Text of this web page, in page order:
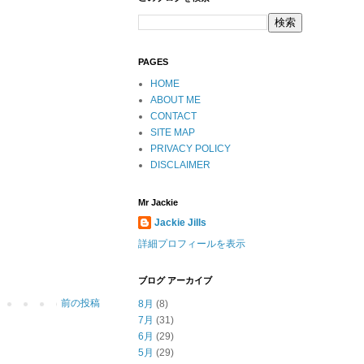
前の投稿
PAGES
HOME
ABOUT ME
CONTACT
SITE MAP
PRIVACY POLICY
DISCLAIMER
Mr Jackie
Jackie Jills
詳細プロフィールを表示
ブログ アーカイブ
8月 (8)
7月 (31)
6月 (29)
5月 (29)